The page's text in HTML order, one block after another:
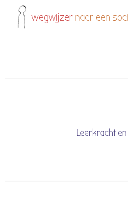
direct
wegwijzer naar een
Leerkracht en